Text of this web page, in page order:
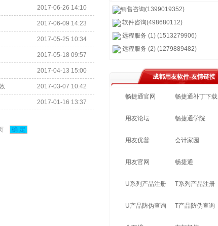
2017-06-26 14:10
2017-06-09 14:23
2017-05-25 10:34
2017-05-18 09:57
2017-04-13 15:00
2017-03-07 10:42
2017-01-16 13:37
确 定
销售咨询(1399019352)
软件咨询(498680112)
远程服务 (1) (1513279906)
远程服务 (2) (1279889482)
成都用友软件-友情链接
畅捷通官网 畅捷通补丁下载
用友论坛 畅捷通学院
用友优普 会计家园
用友官网 畅捷通
U系列产品注册 T系列产品注册
U产品防伪查询 T产品防伪查询